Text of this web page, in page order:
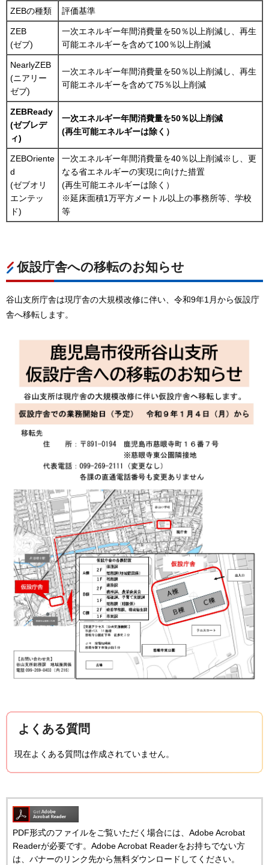
ZEBの種類 評価基準
ZEB
(ゼブ)
一次エネルギー年間消費量を50％以上削減し、再生
可能エネルギーを含めて100％以上削減
NearlyZEB
(ニアリー
ゼブ)
一次エネルギー年間消費量を50％以上削減し、再生
可能エネルギーを含めて75％以上削減
ZEBReady
(ゼブレデ
ィ)
一次エネルギー年間消費量を50％以上削減
(再生可能エネルギーは除く）
ZEBOriente
d
(ゼブオリ
エンテッ
ド)
一次エネルギー年間消費量を40％以上削減※し、更
なる省エネルギーの実現に向けた措置
(再生可能エネルギーは除く）
※延床面積1万平方メートル以上の事務所等、学校
等
仮設庁舎への移転のお知らせ
谷山支所庁舎は現庁舎の大規模改修に伴い、令和9年1月から仮設庁
舎へ移転します。
よくある質問
現在よくある質問は作成されていません。
PDF形式のファイルをご覧いただく場合には、Adobe Acrobat
Readerが必要です。Adobe Acrobat Readerをお持ちでない方
は、バナーのリンク先から無料ダウンロードしてください。